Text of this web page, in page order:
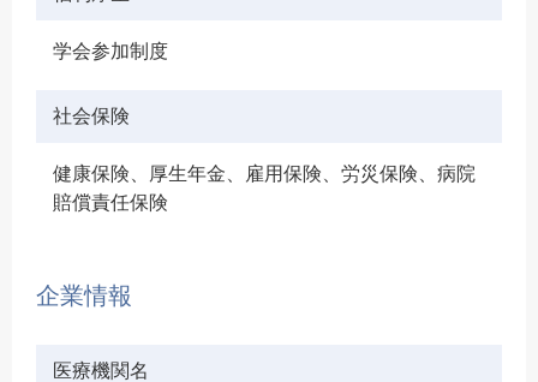
学会参加制度
社会保険
健康保険、厚生年金、雇用保険、労災保険、病院
賠償責任保険
企業情報
医療機関名